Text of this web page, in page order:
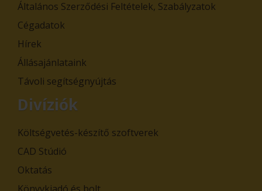
Általános Szerződési Feltételek, Szabályzatok
Cégadatok
Hírek
Állásajánlataink
Távoli segítségnyújtás
Divíziók
Költségvetés-készítő szoftverek
CAD Stúdió
Oktatás